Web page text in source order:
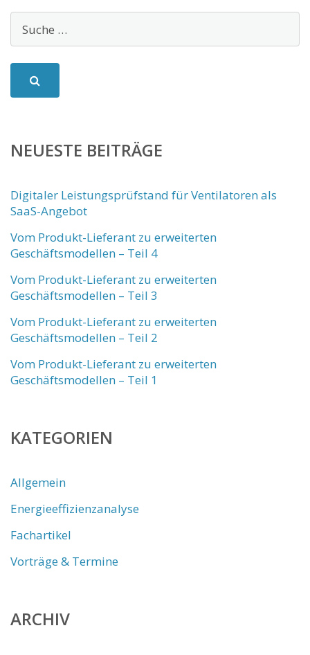
NEUESTE BEITRÄGE
Digitaler Leistungsprüfstand für Ventilatoren als
SaaS-Angebot
Vom Produkt-Lieferant zu erweiterten
Geschäftsmodellen – Teil 4
Vom Produkt-Lieferant zu erweiterten
Geschäftsmodellen – Teil 3
Vom Produkt-Lieferant zu erweiterten
Geschäftsmodellen – Teil 2
Vom Produkt-Lieferant zu erweiterten
Geschäftsmodellen – Teil 1
KATEGORIEN
Allgemein
Energieeffizienzanalyse
Fachartikel
Vorträge & Termine
ARCHIV